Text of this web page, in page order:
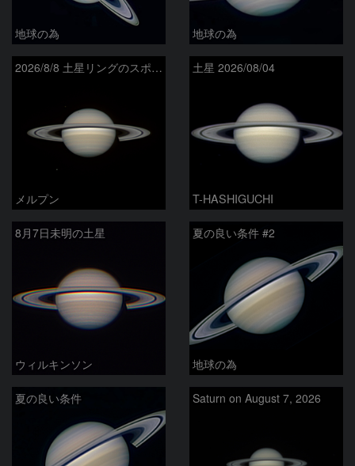
地球の為 地球の為
2026/8/8 土星リングのスポーク
メルプン
土星 2026/08/04
T-HASHIGUCHI
8月7日未明の土星
ウィルキンソン
夏の良い条件 #2
地球の為
夏の良い条件 Saturn on August 7, 2026